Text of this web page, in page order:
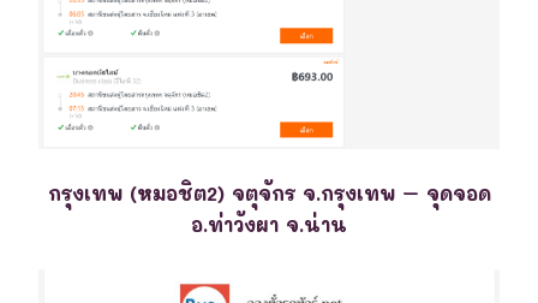
กรุงเทพ (หมอชิต2) จตุจักร จ.กรุงเทพ – จุดจอด
อ.ท่าวังผา จ.น่าน